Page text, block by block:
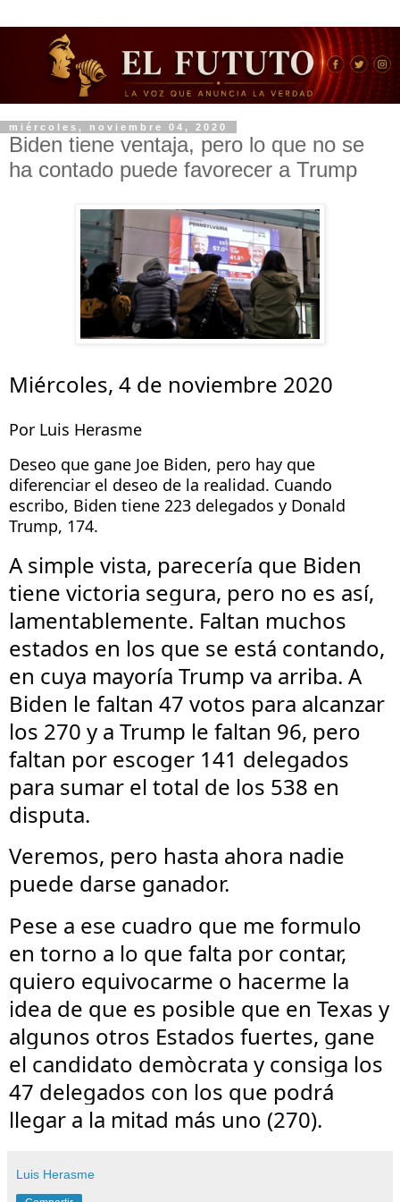
miércoles, noviembre 04, 2020
Biden tiene ventaja, pero lo que no se
ha contado puede favorecer a Trump
Miércoles, 4 de noviembre 2020
Por Luis Herasme
Deseo que gane Joe Biden, pero hay que
diferenciar el deseo de la realidad. Cuando
escribo, Biden tiene 223 delegados y Donald
Trump, 174.
A simple vista, parecería que Biden
tiene victoria segura, pero no es así,
lamentablemente. Faltan muchos
estados en los que se está contando,
en cuya mayoría Trump va arriba. A
Biden le faltan 47 votos para alcanzar
los 270 y a Trump le faltan 96, pero
faltan por escoger 141 delegados
para sumar el total de los 538 en
disputa.
Veremos, pero hasta ahora nadie
puede darse ganador.
Pese a ese cuadro que me formulo
en torno a lo que falta por contar,
quiero equivocarme o hacerme la
idea de que es posible que en Texas y
algunos otros Estados fuertes, gane
el candidato demòcrata y consiga los
47 delegados con los que podrá
llegar a la mitad más uno (270).
Luis Herasme